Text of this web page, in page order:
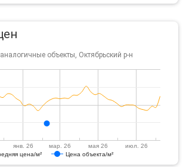
объекты, Октябрьский р-н
цена/м² Цена объекта/м²
янв. 26 мар. 26 мая 26 июл. 26